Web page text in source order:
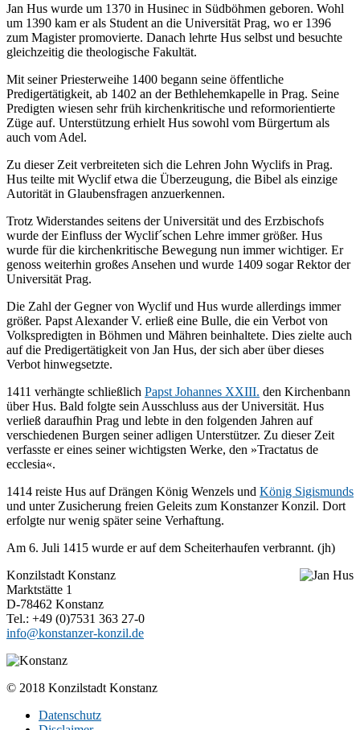
Jan Hus wurde um 1370 in Husinec in Südböhmen geboren. Wohl
um 1390 kam er als Student an die Universität Prag, wo er 1396
zum Magister promovierte. Danach lehrte Hus selbst und besuchte
gleichzeitig die theologische Fakultät.
Mit seiner Priesterweihe 1400 begann seine öffentliche
Predigertätigkeit, ab 1402 an der Bethlehemkapelle in Prag. Seine
Predigten wiesen sehr früh kirchenkritische und reformorientierte
Züge auf. Unterstützung erhielt Hus sowohl vom Bürgertum als
auch vom Adel.
Zu dieser Zeit verbreiteten sich die Lehren John Wyclifs in Prag.
Hus teilte mit Wyclif etwa die Überzeugung, die Bibel als einzige
Autorität in Glaubensfragen anzuerkennen.
Trotz Widerstandes seitens der Universität und des Erzbischofs
wurde der Einfluss der Wyclif´schen Lehre immer größer. Hus
wurde für die kirchenkritische Bewegung nun immer wichtiger. Er
genoss weiterhin großes Ansehen und wurde 1409 sogar Rektor der
Universität Prag.
Die Zahl der Gegner von Wyclif und Hus wurde allerdings immer
größer. Papst Alexander V. erließ eine Bulle, die ein Verbot von
Volkspredigten in Böhmen und Mähren beinhaltete. Dies zielte auch
auf die Predigertätigkeit von Jan Hus, der sich aber über dieses
Verbot hinwegsetzte.
1411 verhängte schließlich Papst Johannes XXIII. den Kirchenbann
über Hus. Bald folgte sein Ausschluss aus der Universität. Hus
verließ daraufhin Prag und lebte in den folgenden Jahren auf
verschiedenen Burgen seiner adligen Unterstützer. Zu dieser Zeit
verfasste er eines seiner wichtigsten Werke, den »Tractatus de
ecclesia«.
1414 reiste Hus auf Drängen König Wenzels und König Sigismunds
und unter Zusicherung freien Geleits zum Konstanzer Konzil. Dort
erfolgte nur wenig später seine Verhaftung.
Am 6. Juli 1415 wurde er auf dem Scheiterhaufen verbrannt. (jh)
Konzilstadt Konstanz
Marktstätte 1
D-78462 Konstanz
Tel.: +49 (0)7531 363 27-0
info@konstanzer-konzil.de
© 2018 Konzilstadt Konstanz
Datenschutz